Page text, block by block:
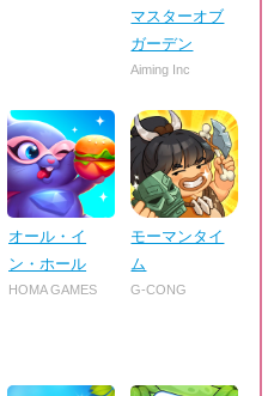
マスターオブ
ガーデン
Aiming Inc
オール・イ
ン・ホール
HOMA GAMES
モーマンタイ
ム
G-CONG